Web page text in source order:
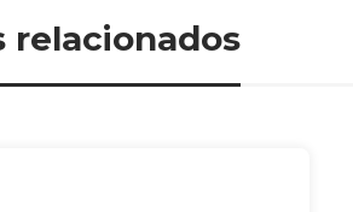
relacionados